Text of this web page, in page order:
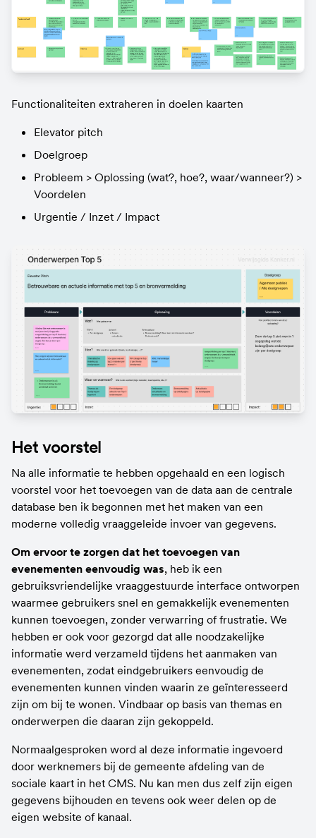
Functionaliteiten extraheren in doelen kaarten
Elevator pitch
Doelgroep
Probleem > Oplossing (wat?, hoe?, waar/wanneer?) >
Voordelen
Urgentie / Inzet / Impact
Het voorstel
Na alle informatie te hebben opgehaald en een logisch
voorstel voor het toevoegen van de data aan de centrale
database ben ik begonnen met het maken van een
moderne volledig vraaggeleide invoer van gegevens.
Om ervoor te zorgen dat het toevoegen van
evenementen eenvoudig was, heb ik een
gebruiksvriendelijke vraaggestuurde interface ontworpen
waarmee gebruikers snel en gemakkelijk evenementen
kunnen toevoegen, zonder verwarring of frustratie. We
hebben er ook voor gezorgd dat alle noodzakelijke
informatie werd verzameld tijdens het aanmaken van
evenementen, zodat eindgebruikers eenvoudig de
evenementen kunnen vinden waarin ze geïnteresseerd
zijn om bij te wonen. Vindbaar op basis van themas en
onderwerpen die daaran zijn gekoppeld.
Normaalgesproken word al deze informatie ingevoerd
door werknemers bij de gemeente afdeling van de
sociale kaart in het CMS. Nu kan men dus zelf zijn eigen
gegevens bijhouden en tevens ook weer delen op de
eigen website of kanaal.